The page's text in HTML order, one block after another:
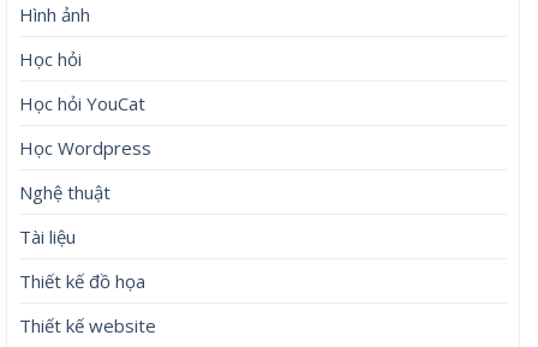
Hình ảnh
Học hỏi
Học hỏi YouCat
Học Wordpress
Nghệ thuật
Tài liệu
Thiết kế đồ họa
Thiết kế website